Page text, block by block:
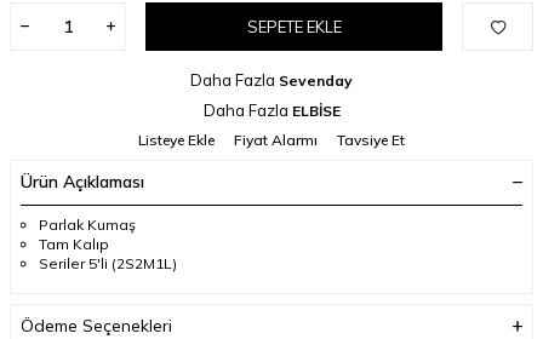
SEPETE EKLE
Daha Fazla Sevenday
Daha Fazla ELBİSE
Listeye Ekle
Fiyat Alarmı Tavsiye Et
Ürün Açıklaması
Parlak Kumaş
Tam Kalıp
Seriler 5'li (2S2M1L)
Ödeme Seçenekleri